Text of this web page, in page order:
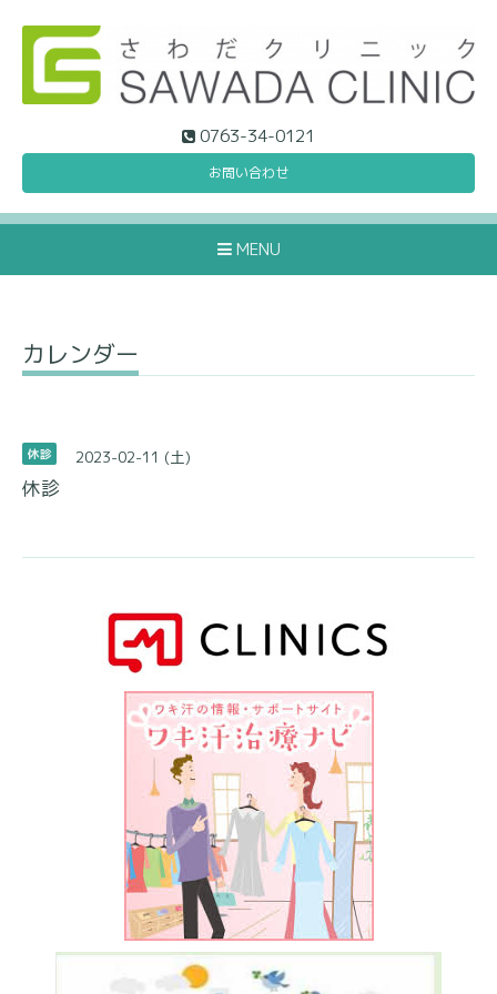
0763-34-0121
お問い合わせ
MENU
カレンダー
休診 2023-02-11 (土)
休診